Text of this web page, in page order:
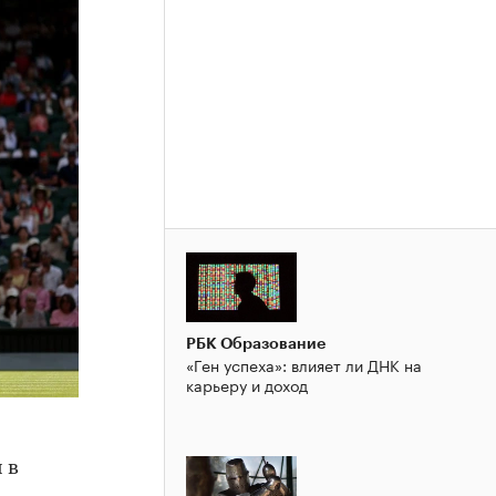
в
РБК Образование
«Ген успеха»: влияет ли ДНК на
карьеру и доход